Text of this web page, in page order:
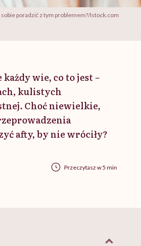
sobie poradzić z tym problemem?/Istock.com
wie, co to jest –
kulistych
Choć niewielkie,
afty, by nie wróciły?
Przeczytasz w 5 min